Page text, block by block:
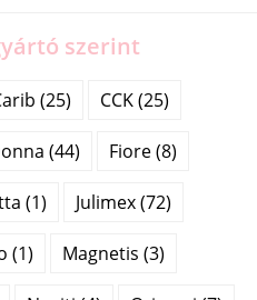
szerint
(25) CCK (25)
(44) Fiore (8)
(1) Julimex (72)
(1) Magnetis (3)